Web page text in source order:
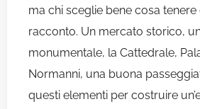
ma chi sceglie bene cosa
racconto. Un mercato storico,
monumentale, la Cattedrale,
Normanni, una buona
questi elementi per costruire